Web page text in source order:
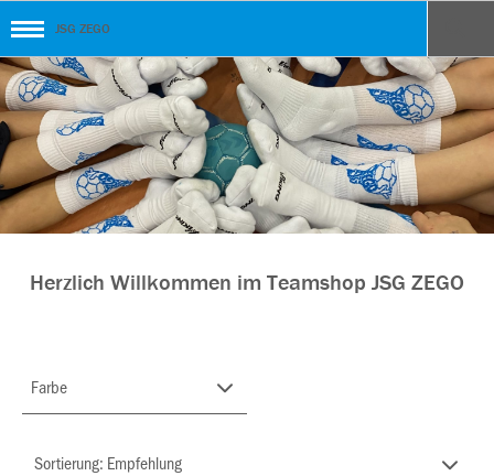
JSG ZEGO
Herzlich Willkommen im Teamshop JSG ZEGO
Farbe